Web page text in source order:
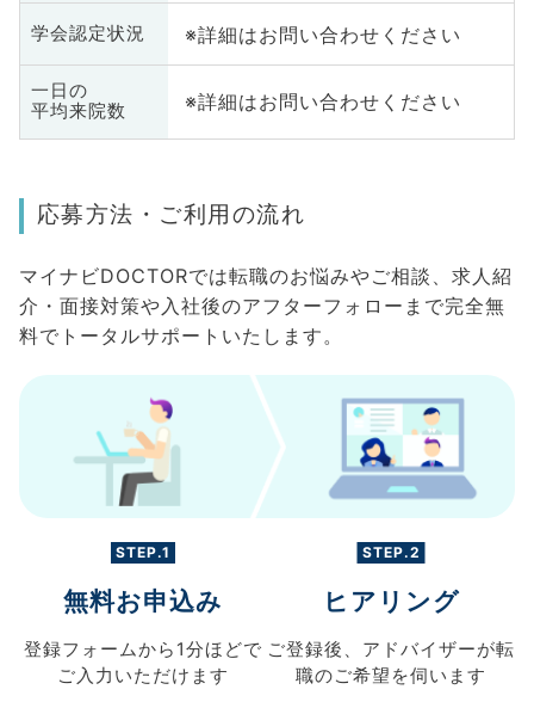
学会認定状況 ※詳細はお問い合わせください
一日の
平均来院数
※詳細はお問い合わせください
応募方法・ご利用の流れ
マイナビDOCTORでは転職のお悩みやご相談、求人紹
介・面接対策や入社後のアフターフォローまで完全無
料でトータルサポートいたします。
STEP.1
無料お申込み
登録フォームから 1分ほどで
ご入力 いただけます
STEP.2
ヒアリング
ご登録後、 アドバイザーが転
職のご希望を伺います